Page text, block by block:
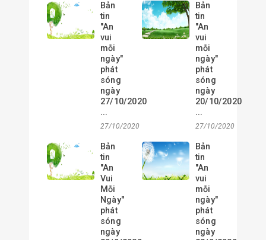
Bản
tin
"An
vui
mỗi
ngày"
phát
sóng
ngày
27/10/2020
...
27/10/2020
Bản
tin
"An
vui
mỗi
ngày"
phát
sóng
ngày
20/10/2020
...
27/10/2020
Bản
tin
"An
Vui
Mỗi
Ngày"
phát
sóng
ngày
Bản
tin
"An
vui
mỗi
ngày"
phát
sóng
ngày